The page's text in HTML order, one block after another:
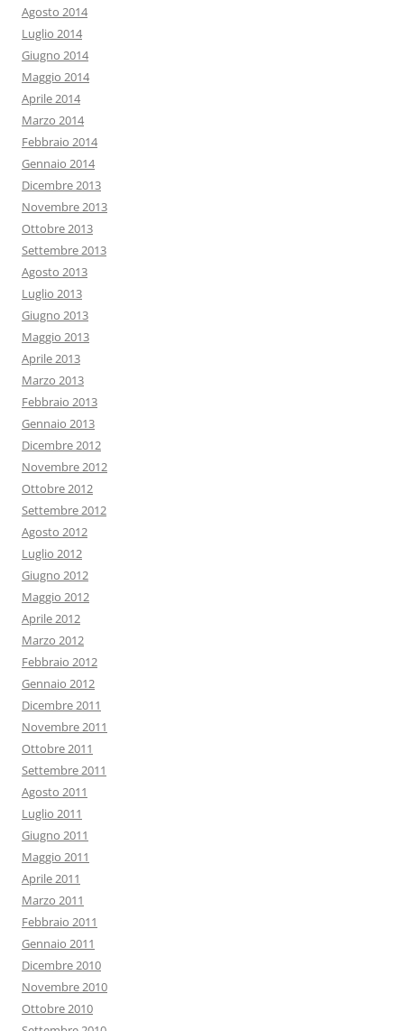
Agosto 2014
Luglio 2014
Giugno 2014
Maggio 2014
Aprile 2014
Marzo 2014
Febbraio 2014
Gennaio 2014
Dicembre 2013
Novembre 2013
Ottobre 2013
Settembre 2013
Agosto 2013
Luglio 2013
Giugno 2013
Maggio 2013
Aprile 2013
Marzo 2013
Febbraio 2013
Gennaio 2013
Dicembre 2012
Novembre 2012
Ottobre 2012
Settembre 2012
Agosto 2012
Luglio 2012
Giugno 2012
Maggio 2012
Aprile 2012
Marzo 2012
Febbraio 2012
Gennaio 2012
Dicembre 2011
Novembre 2011
Ottobre 2011
Settembre 2011
Agosto 2011
Luglio 2011
Giugno 2011
Maggio 2011
Aprile 2011
Marzo 2011
Febbraio 2011
Gennaio 2011
Dicembre 2010
Novembre 2010
Ottobre 2010